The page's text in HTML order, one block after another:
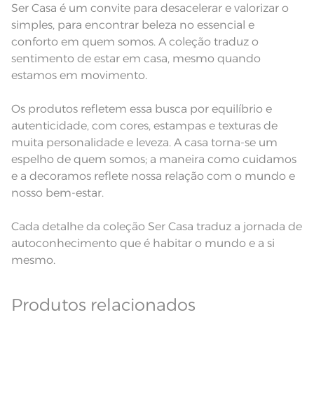
nas especificações técnicas do
Ser Casa é um convite para desacelerar e valorizar o
simples, para encontrar beleza no essencial e
conforto em quem somos. A coleção traduz o
sentimento de estar em casa, mesmo quando
estamos em movimento.
Os produtos refletem essa busca por equilíbrio e
autenticidade, com cores, estampas e texturas de
muita personalidade e leveza. A casa torna-se um
espelho de quem somos; a maneira como cuidamos
e a decoramos reflete nossa relação com o mundo e
nosso bem-estar.
Cada detalhe da coleção Ser Casa traduz a jornada de
autoconhecimento que é habitar o mundo e a si
mesmo.
Produtos relacionados